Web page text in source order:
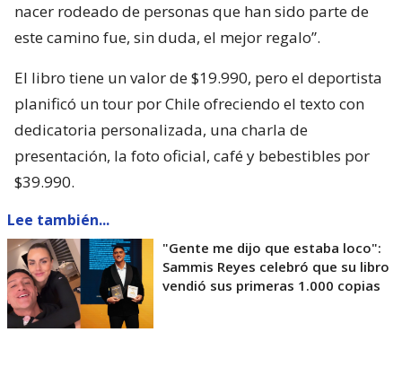
nacer rodeado de personas que han sido parte de
este camino fue, sin duda, el mejor regalo”.
El libro tiene un valor de $19.990, pero el deportista
planificó un tour por Chile ofreciendo el texto con
dedicatoria personalizada, una charla de
presentación, la foto oficial, café y bebestibles por
$39.990.
Lee también...
"Gente me dijo que estaba loco":
Sammis Reyes celebró que su libro
vendió sus primeras 1.000 copias